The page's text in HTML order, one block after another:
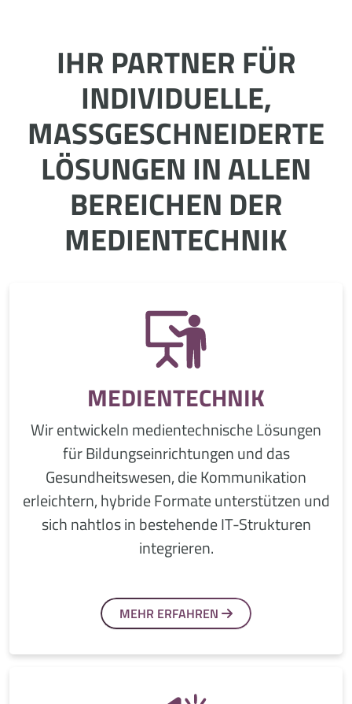
IHR PARTNER FÜR
INDIVIDUELLE,
MASSGESCHNEIDERTE L
ÖSUNGEN IN ALLEN B
EREICHEN DER M
EDIENTECHNIK
MEDIENTECHNIK
Wir entwickeln medientechnische Lösungen
für Bildungseinrichtungen und das
Gesundheitswesen, die Kommunikation
erleichtern, hybride Formate unterstützen und
sich nahtlos in bestehende IT-Strukturen
integrieren.
MEHR ERFAHREN